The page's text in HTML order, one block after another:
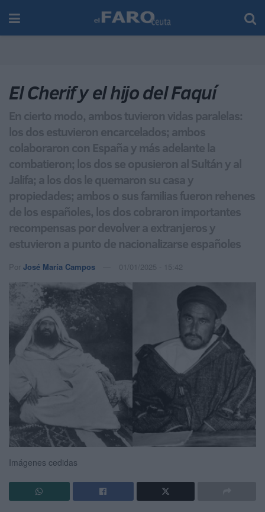
El Cherif y el hijo del Faquí
En cierto modo, ambos tuvieron vidas paralelas:
los dos estuvieron encarcelados; ambos
colaboraron con España y más adelante la
combatieron; los dos se opusieron al Sultán y al
Jalifa; a los dos le quemaron su casa y
propiedades; ambos o sus familias fueron rehenes
de los españoles, los dos cobraron importantes
recompensas por devolver a extranjeros y
estuvieron a punto de nacionalizarse españoles
Por José María Campos 01/01/2025 - 15:42
Imágenes cedidas